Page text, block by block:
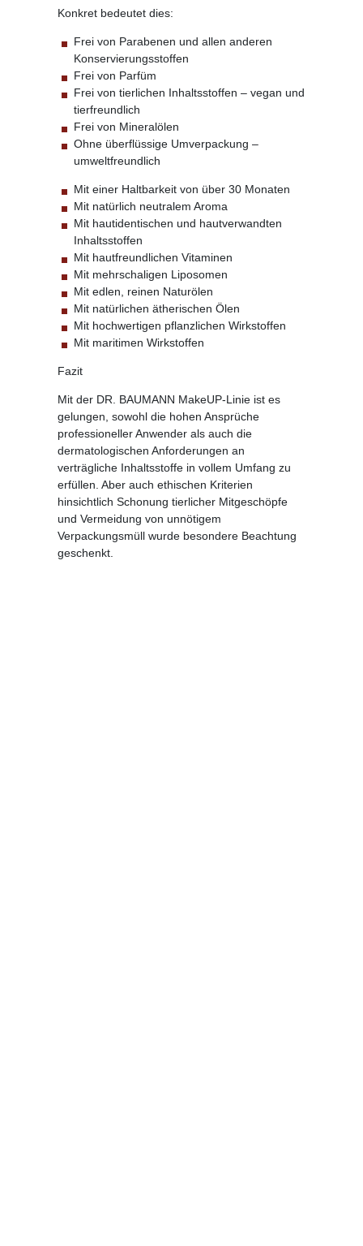
Konkret bedeutet dies:
Frei von Parabenen und allen anderen
Konservierungsstoffen
Frei von Parfüm
Frei von tierlichen Inhaltsstoffen – vegan und
tierfreundlich
Frei von Mineralölen
Ohne überflüssige Umverpackung –
umweltfreundlich
Mit einer Haltbarkeit von über 30 Monaten
Mit natürlich neutralem Aroma
Mit hautidentischen und hautverwandten
Inhaltsstoffen
Mit hautfreundlichen Vitaminen
Mit mehrschaligen Liposomen
Mit edlen, reinen Naturölen
Mit natürlichen ätherischen Ölen
Mit hochwertigen pflanzlichen Wirkstoffen
Mit maritimen Wirkstoffen
Fazit
Mit der DR. BAUMANN MakeUP-Linie ist es
gelungen, sowohl die hohen Ansprüche
professioneller Anwender als auch die
dermatologischen Anforderungen an
verträgliche Inhaltsstoffe in vollem Umfang zu
erfüllen. Aber auch ethischen Kriterien
hinsichtlich Schonung tierlicher Mitgeschöpfe
und Vermeidung von unnötigem
Verpackungsmüll wurde besondere Beachtung
geschenkt.